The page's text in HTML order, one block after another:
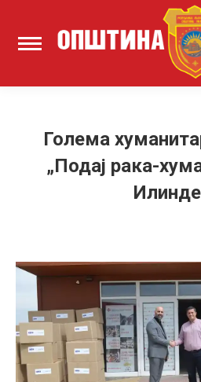
Голема
„Подај рака-